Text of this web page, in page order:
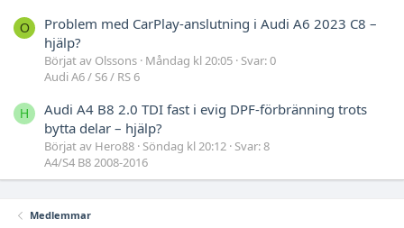
O
Problem med CarPlay-anslutning i Audi A6 2023 C8 –
hjälp?
Börjat av Olssons Måndag kl 20:05 Svar: 0
Audi A6 / S6 / RS 6
H
Audi A4 B8 2.0 TDI fast i evig DPF-förbränning trots
bytta delar – hjälp?
Börjat av Hero88 Söndag kl 20:12 Svar: 8
A4/S4 B8 2008-2016
Medlemmar